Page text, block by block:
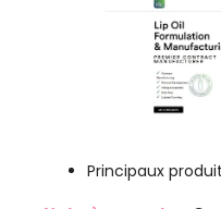
Principaux